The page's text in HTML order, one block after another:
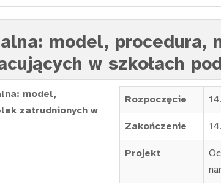
model, procedura,
w szkołach
model,
zatrudnionych w
Rozpoczęcie
Zakończenie
Projekt